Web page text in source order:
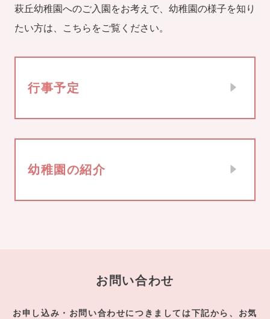
萩丘幼稚園へのご入園をお考えで、幼稚園の様子を知り
たい方は、こちらをご覧ください。
行事予定
幼稚園の紹介
お問い合わせ
お申し込み・お問い合わせにつきましては下記から、お気